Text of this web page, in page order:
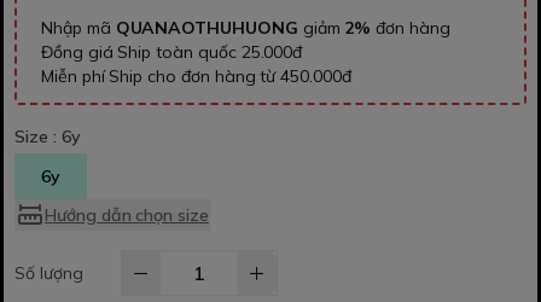
Nhập mã QUANAOTHUHUONG giảm 2% đơn hàng
Đồng giá Ship toàn quốc 25.000đ
Miễn phí Ship cho đơn hàng từ 450.000đ
Size : 6y
6y
Hướng dẫn chọn size
Số lượng